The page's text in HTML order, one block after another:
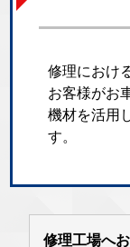
修理におけ
お客様がお
機材を活用
す。
修理工場へ